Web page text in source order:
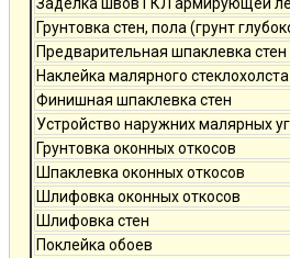
Заделка швов ГКЛ армирующей
Грунтовка стен, пола (грунт
Предварительная шпаклевка стен
Наклейка малярного стеклохолста
Финишная шпаклевка стен
Устройство наружних малярных
Грунтовка оконных откосов
Шпаклевка оконных откосов
Шлифовка оконных откосов
Шлифовка стен
Поклейка обоев